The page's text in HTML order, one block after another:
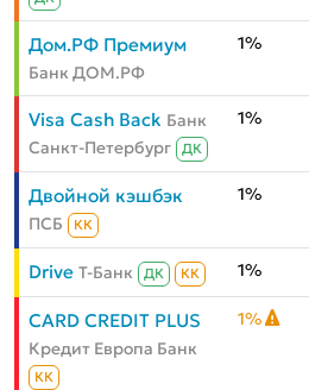
Дом.РФ Премиум
Банк ДОМ.РФ
1%
Visa Cash Back Банк
Санкт-Петербург
ДК
1%
Двойной кэшбэк
ПСБ КК
1%
Drive Т-Банк ДК КК 1%
CARD CREDIT PLUS
Кредит Европа Банк
КК
1%